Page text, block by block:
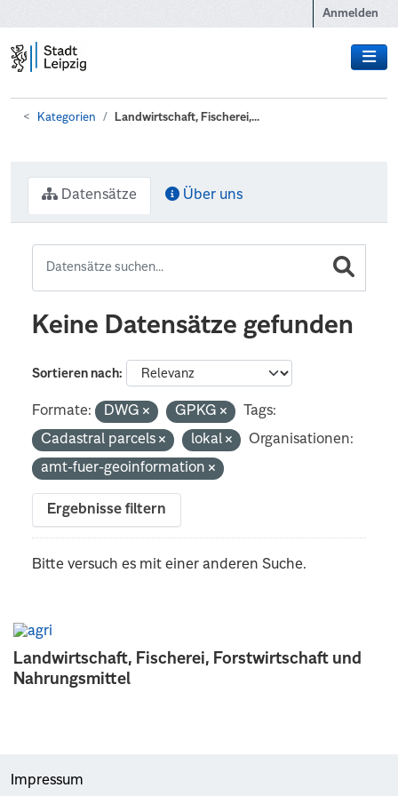
Anmelden
Kategorien Landwirtschaft, Fischerei,...
Landwirtschaft, Fischerei, Forstwirtschaft und
Nahrungsmittel
Datensätze Über uns
Keine Datensätze gefunden
Sortieren nach
Formate: DWG GPKG
Tags:
Cadastral parcels
lokal
Organisationen:
amt-fuer-geoinformation
Ergebnisse filtern
Bitte versuch es mit einer anderen Suche.
Impressum